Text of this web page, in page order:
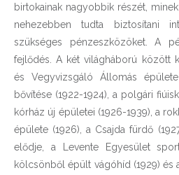
birtokainak nagyobbik részét,
nehezebben tudta biztosítani
szükséges pénzeszközöket. A
fejlődés. A két világháború között
és Vegyvizsgáló Állomás
bővítése (1922-1924), a polgári
kórház új épületei (1926-1939), a
épülete (1926), a Csajda fürdő
elődje, a Levente Egyesület
kölcsönből épült vágóhíd (1929) és